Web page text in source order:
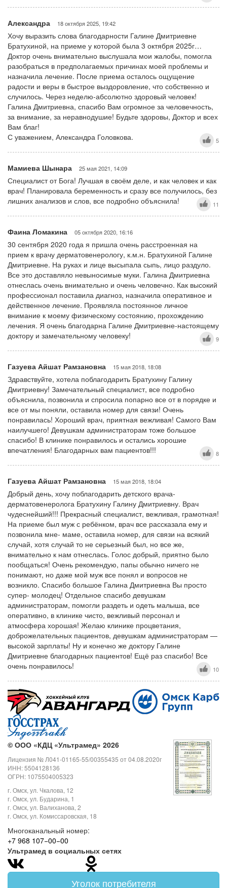
Александра 18 октября 2025, 19:42
Хочу выразить слова благодарности Галине Дмитриевне
Братухиной, на приеме у которой была 3 октября 2025г…
Доктор очень внимательно выслушала мои жалобы, помогла
разобраться в предполагаемых причинах моей проблемы и
назначила лечение. После приема осталось ощущение
радости и веры в быстрое выздоровление, что собственно и
случилось. Через неделю-абсолютно здоровый человек!
Галина Дмитриевна, спасибо Вам огромное за человечность,
за внимание, за неравнодушие! Будьте здоровы, Доктор и всех
Вам благ!
С уважением, Александра Головкова.
5
Мамиева Шынара 25 мая 2021, 14:09
Специалист от Бога! Лучшая в своём деле, и как человек и как
врач! Планировала беременность и сразу все получилось, без
лишних анализов и слов, все подробно объяснила!
11
Фаина Ломакина 05 октября 2020, 16:16
30 сентября 2020 года я пришла очень расстроенная на
прием к врачу дерматовенерологу, к.м.н. Братухиной Галине
Дмитриевне. На руках и лице высыпала сыпь, лицо раздуло.
Все это доставляло невыносимые муки. Галина Дмитриевна
отнеслась очень внимательно и очень человечно. Как высокий
профессионал поставила диагноз, назначила оперативное и
действенное лечение. Проявляла постоянное личное
внимание к моему физическому состоянию, прохождению
лечения. Я очень благодарна Галине Дмитриевне-настоящему
доктору и замечательному человеку!
9
Газуева Айшат Рамзановна 15 мая 2018, 18:08
Здравствуйте, хотела поблагодарить Братухину Галину
Дмитриевну! Замечательный специалист, все подробно
объяснила, позвонила и спросила попарно все от в порядке и
все от мы поняли, оставила номер для связи! Очень
понравилась! Хороший врач, приятная вежливая! Самого Вам
наилучшего! Девушкам администраторам тоже большое
спасибо! В клинике понравилось и остались хорошие
впечатления! Благодарных вам пациентов!!!
8
Газуева Айшат Рамзановна 15 мая 2018, 18:04
Добрый день, хочу поблагодарить детского врача-
дерматовенеролога Братухину Галину Дмитриевну. Врач
чудеснейший!!! Прекрасный специалист, вежливая, грамотная!
На приеме был муж с ребёнком, врач все рассказала ему и
позвонила мне- маме, оставила номер, для связи на всякий
случай, хотя случай то не серьезный был, но все же,
внимательно к нам отнеслась. Голос добрый, приятно было
пообщаться! Очень рекомендую, папы обычно ничего не
понимают, но даже мой муж все понял и вопросов не
возникло. Спасибо большое Галина Дмитриевна Вы просто
супер- молодец! Отдельное спасибо девушкам
администраторам, помогли раздеть и одеть малыша, все
оперативно, в клинике чисто, вежливый персонал и
атмосфера хорошая! Желаю клинике процветания,
доброжелательных пациентов, девушкам администраторам —
высокой зарплаты! Ну и конечно же доктору Галине
Дмитриевне благодарных пациентов! Ещё раз спасибо! Все
очень понравилось!
10
© ООО «КДЦ «Ультрамед» 2026
Лицензия № Л041-01165-55/00355435 от 04.08.2020г
ИНН: 5504128136
ОГРН: 1075504005323
г. Омск, ул. Чкалова, 12
г. Омск, ул. Бударина, 1
г. Омск, ул. Валиханова, 2
г. Омск, ул. Комиссаровская, 18
Многоканальный номер:
+7 968 107−00−00
Ультрамед в социальных сетях
Уголок потребителя